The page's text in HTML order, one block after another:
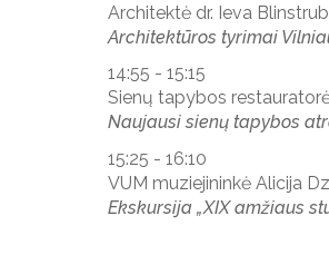
Architektė dr. Ieva
Architektūros tyrimai
14:55 - 15:15
Sienų tapybos
Naujausi sienų tapybos
15:25 - 16:10
VUM muziejininkė Alicija
Ekskursija „XIX amžiaus